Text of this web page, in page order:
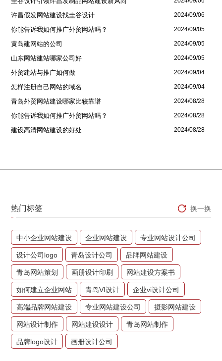
许昌假发网站建设找圭谷设计 2024/09/06
你能告诉我如何推广外贸网站吗？ 2024/09/05
黄岛建网站的公司 2024/09/05
山东网站建站哪家公司好 2024/09/05
外贸建站与推广如何做 2024/09/04
怎样注册自己网站的域名 2024/09/04
青岛外贸网站建设哪家比较靠谱 2024/08/28
你能告诉我如何推广外贸网站吗？ 2024/08/28
建设高清网站建设的好处 2024/08/28
热门标签 换一换
中小企业网站建设 企业网站建设 专业网站设计公司
设计公司logo 青岛设计公司 品牌网站建设
青岛网站策划 画册设计印刷 网站建设方案书
如何建立企业网站 青岛VI设计 企业vi设计公司
高端品牌网站建设 专业网站建设公司 摄影网站建设
网站设计制作 网站建设设计 青岛网站制作
品牌logo设计 画册设计公司